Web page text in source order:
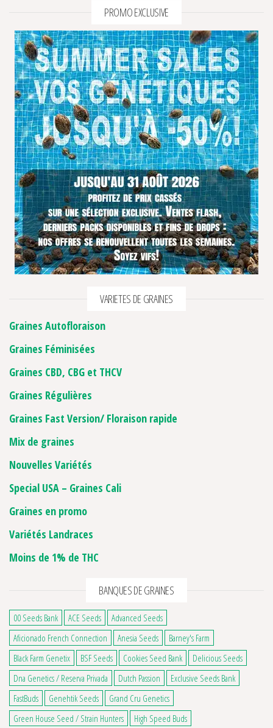
PROMO EXCLUSIVE
VARIETES DE GRAINES
Graines Autofloraison
Graines Féminisées
Graines CBD, CBG et THCV
Graines Régulières
Graines Fast Version/ Floraison rapide
Mix de graines
Nouvelles Variétés
Special USA – Graines Cali
Graines en promo
Variétés Landraces
Moins de 1% de THC
BANQUES DE GRAINES
00 Seeds Bank ACE Seeds
Advanced Seeds
Aficionado French Connection
Anesia Seeds
Barney's Farm
Black Farm Genetix
BSF Seeds Cookies Seed Bank
Delicious Seeds
Dna Genetics / Reserva Privada
Dutch Passion
Exclusive Seeds Bank
FastBuds
Genehtik Seeds
Grand Cru Genetics
Green House Seed / Strain Hunters
High Speed Buds